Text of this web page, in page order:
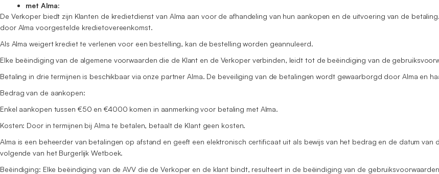
met Alma:
De Verkoper biedt zijn Klanten de kredietdienst van Alma aan voor de afhandeling van hun aankopen en de uitvoering van de
door Alma voorgestelde kredietovereenkomst.
Als Alma weigert krediet te verlenen voor een bestelling, kan de bestelling worden geannuleerd.
Elke beëindiging van de algemene voorwaarden die de Klant en de Verkoper verbinden, leidt tot de beëindiging van de
Betaling in drie termijnen is beschikbaar via onze partner Alma. De beveiliging van de betalingen wordt gewaarborgd door Alma en
Bedrag van de aankopen:
Enkel aankopen tussen €50 en €4000 komen in aanmerking voor betaling met Alma.
Kosten: Door in termijnen bij Alma te betalen, betaalt de Klant geen kosten.
Alma is een beheerder van betalingen op afstand en geeft een elektronisch certificaat uit als bewijs van het bedrag en de datum van
volgende van het Burgerlijk Wetboek.
Beëindiging: Elke beëindiging van de AVV die de Verkoper en de klant bindt, resulteert in de beëindiging van de